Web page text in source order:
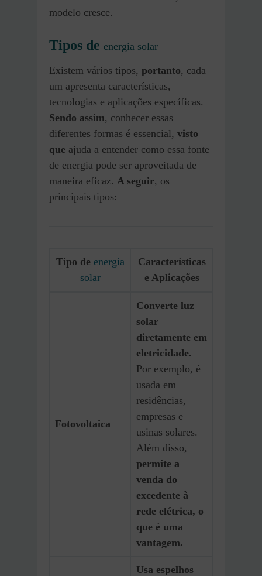
modelo cresce.
Tipos de energia solar
Existem vários tipos, portanto, cada
um apresenta características,
tecnologias e aplicações específicas.
Sendo assim, conhecer essas
diferentes formas é essencial, visto
que ajuda a entender como essa fonte
de energia pode ser aproveitada de
maneira eficaz. A seguir, os
principais tipos:
Tipo de energia
solar
Características
e Aplicações
Fotovoltaica
Converte luz
solar
diretamente em
eletricidade.
Por exemplo, é
usada em
residências,
empresas e
usinas solares.
Além disso,
permite a
venda do
excedente à
rede elétrica, o
que é uma
vantagem.
Usa espelhos